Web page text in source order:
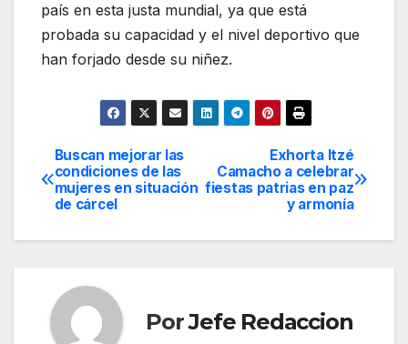
país en esta justa mundial, ya que está
probada su capacidad y el nivel deportivo que
han forjado desde su niñez.
Navegación
de
entradas
Exhorta Itzé
Camacho a celebrar
fiestas patrias en paz
y armonía
Buscan mejorar las
condiciones de las
mujeres en situación
de cárcel
PorJefe Redaccion